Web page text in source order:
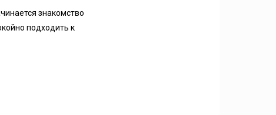
знакомство
подходить к